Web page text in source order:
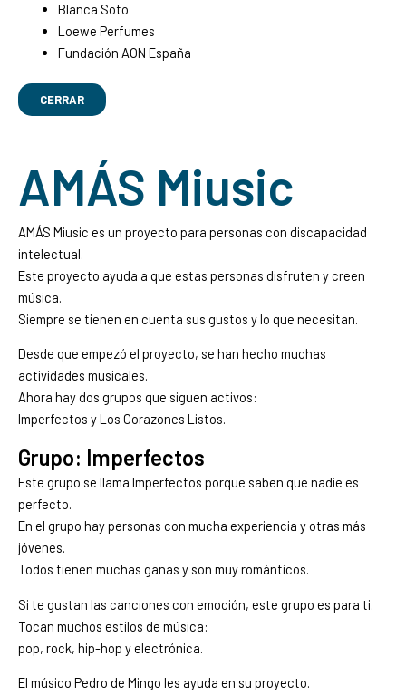
Blanca Soto
Loewe Perfumes
Fundación AON España
CERRAR
AMÁS Miusic
AMÁS Miusic es un proyecto para personas con discapacidad
intelectual.
Este proyecto ayuda a que estas personas disfruten y creen
música.
Siempre se tienen en cuenta sus gustos y lo que necesitan.
Desde que empezó el proyecto, se han hecho muchas
actividades musicales.
Ahora hay dos grupos que siguen activos:
Imperfectos y Los Corazones Listos.
Grupo: Imperfectos
Este grupo se llama Imperfectos porque saben que nadie es
perfecto.
En el grupo hay personas con mucha experiencia y otras más
jóvenes.
Todos tienen muchas ganas y son muy románticos.
Si te gustan las canciones con emoción, este grupo es para ti.
Tocan muchos estilos de música:
pop, rock, hip-hop y electrónica.
El músico Pedro de Mingo les ayuda en su proyecto.